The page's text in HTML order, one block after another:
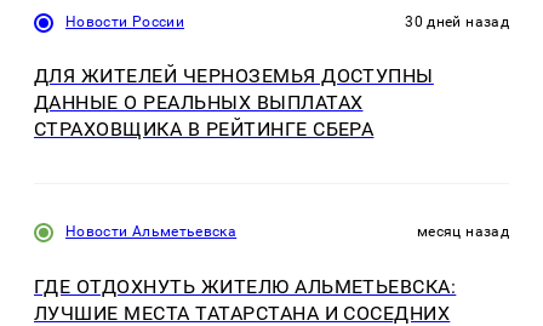
Новости России 30 дней назад
ДЛЯ ЖИТЕЛЕЙ ЧЕРНОЗЕМЬЯ ДОСТУПНЫ
ДАННЫЕ О РЕАЛЬНЫХ ВЫПЛАТАХ
СТРАХОВЩИКА В РЕЙТИНГЕ СБЕРА
Новости Альметьевска месяц назад
ГДЕ ОТДОХНУТЬ ЖИТЕЛЮ АЛЬМЕТЬЕВСКА:
ЛУЧШИЕ МЕСТА ТАТАРСТАНА И СОСЕДНИХ